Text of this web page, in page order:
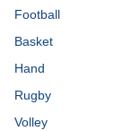
Football
Basket
Hand
Rugby
Volley